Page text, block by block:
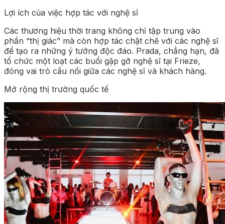
Lợi ích của việc hợp tác với nghệ sĩ
Các thương hiệu thời trang không chỉ tập trung vào
phần “thị giác” mà còn hợp tác chặt chẽ với các nghệ sĩ
để tạo ra những ý tưởng độc đáo. Prada, chẳng hạn, đã
tổ chức một loạt các buổi gặp gỡ nghệ sĩ tại Frieze,
đóng vai trò cầu nối giữa các nghệ sĩ và khách hàng.
Mở rộng thị trường quốc tế